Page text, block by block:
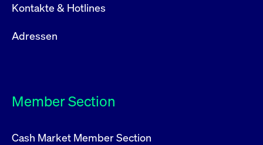
Kontakte & Hotlines
Adressen
Member Section
Cash Market Member Section